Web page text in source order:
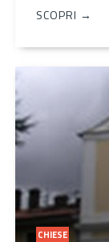
SCOPRI →
CHIESE